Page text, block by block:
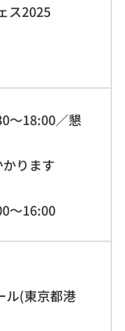
ス2025
～18:00／懇
ります
～16:00
ル(東京都港